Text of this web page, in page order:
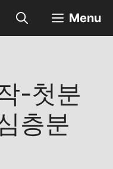
Menu
-첫분
층분